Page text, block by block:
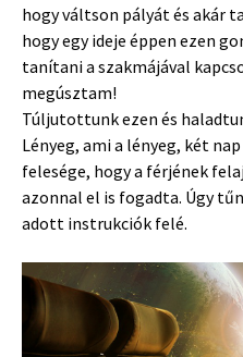
hogy váltson pályát és akár
hogy egy ideje éppen ezen
tanítani a szakmájával
megúsztam!
Túljutottunk ezen és
Lényeg, ami a lényeg, két
felesége, hogy a férjének
azonnal el is fogadta. Úgy
adott instrukciók felé.